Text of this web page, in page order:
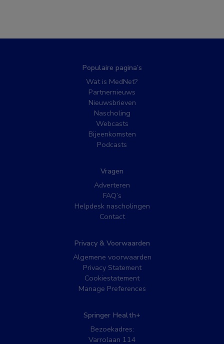
Populaire pagina’s
Wat is MedNet?
Partnernieuws
Nieuwsbrieven
Nascholing
Webcasts
Bijeenkomsten
Podcasts
Vragen
Adverteren
FAQ’s
Helpdesk nascholingen
Contact
Privacy & Voorwaarden
Algemene voorwaarden
Privacy Statement
Cookiestatement
Manage Preferences
Springer Health+
Bezoekadres:
Varrolaan 114